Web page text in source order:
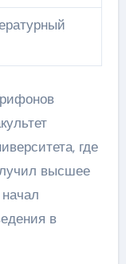
где
высшее
в